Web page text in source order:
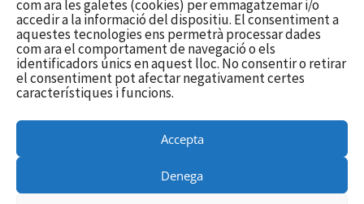
com ara les galetes (cookies) per emmagatzemar i/o
accedir a la informació del dispositiu. El consentiment a
aquestes tecnologies ens permetrà processar dades
com ara el comportament de navegació o els
identificadors únics en aquest lloc. No consentir o retirar
el consentiment pot afectar negativament certes
característiques i funcions.
Accepta
Denega
 Segueix-nos
Twitter/X
Linkedin
Utilitzem galetes per a oferir-te la millor experiència a la nostra
Podeu esbrinar més sobre quines galetes estem utilitzant o